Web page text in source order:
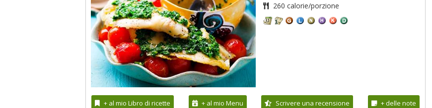
260 calorie/porzione
+ al mio Libro di ricette + al mio Menu Scrivere una recensione + delle note